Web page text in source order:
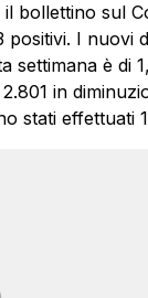
il bollettino sul
I nuovi
settimana è di
in
stati effettuati